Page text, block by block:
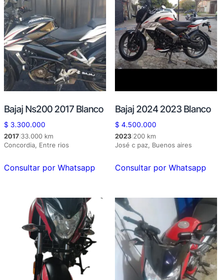
Bajaj Ns200 2017 Blanco
$ 3.300.000
2017 33.000 km
Concordia, Entre rios
Consultar por Whatsapp
Bajaj 2024 2023 Blanco
$4.500.000
2023 200 km
José c paz, Buenos aires
Consultar por Whatsapp